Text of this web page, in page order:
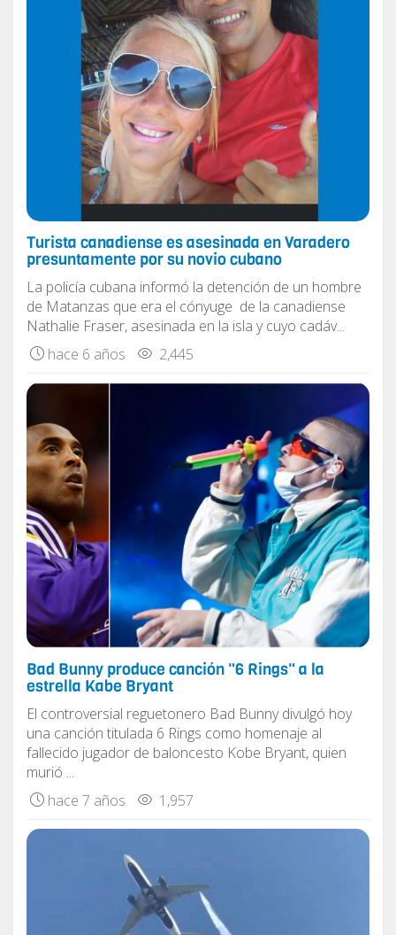
Turista canadiense es asesinada en Varadero
presuntamente por su novio cubano
La policía cubana informó la detención de un hombre
de Matanzas que era el cónyuge de la canadiense
Nathalie Fraser, asesinada en la isla y cuyo cadáv...
hace 6 años
2,445
Bad Bunny produce canción "6 Rings" a la
estrella Kabe Bryant
El controversial reguetonero Bad Bunny divulgó hoy
una canción titulada 6 Rings como homenaje al
fallecido jugador de baloncesto Kobe Bryant, quien
murió ...
hace 7 años
1,957